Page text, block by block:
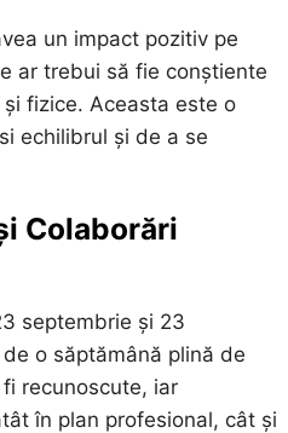
un impact pozitiv pe
ar trebui să fie conștiente
fizice. Aceasta este o
echilibrul și de a se
Colaborări
septembrie și 23
o săptămână plină de
recunoscute, iar
în plan profesional, cât și